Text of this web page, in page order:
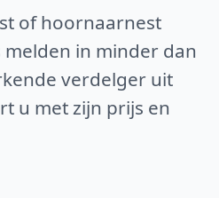
of hoornaarnest
in minder dan
verdelger uit
u met zijn prijs en